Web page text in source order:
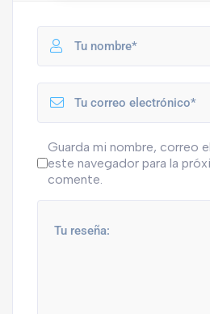
Guarda mi nombre, correo
este navegador para la
comente.